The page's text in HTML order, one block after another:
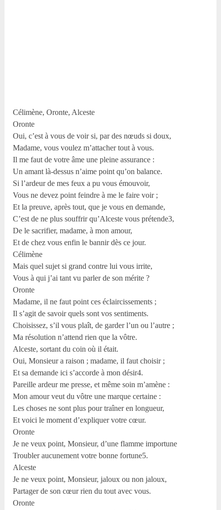
Célimène, Oronte, Alceste
Oronte
Oui, c’est à vous de voir si, par des nœuds si doux,
Madame, vous voulez m’attacher tout à vous.
Il me faut de votre âme une pleine assurance :
Un amant là-dessus n’aime point qu’on balance.
Si l’ardeur de mes feux a pu vous émouvoir,
Vous ne devez point feindre à me le faire voir ;
Et la preuve, après tout, que je vous en demande,
C’est de ne plus souffrir qu’Alceste vous prétende3,
De le sacrifier, madame, à mon amour,
Et de chez vous enfin le bannir dès ce jour.
Célimène
Mais quel sujet si grand contre lui vous irrite,
Vous à qui j’ai tant vu parler de son mérite ?
Oronte
Madame, il ne faut point ces éclaircissements ;
Il s’agit de savoir quels sont vos sentiments.
Choisissez, s’il vous plaît, de garder l’un ou l’autre ;
Ma résolution n’attend rien que la vôtre.
Alceste, sortant du coin où il était.
Oui, Monsieur a raison ; madame, il faut choisir ;
Et sa demande ici s’accorde à mon désir4.
Pareille ardeur me presse, et même soin m’amène :
Mon amour veut du vôtre une marque certaine :
Les choses ne sont plus pour traîner en longueur,
Et voici le moment d’expliquer votre cœur.
Oronte
Je ne veux point, Monsieur, d’une flamme importune
Troubler aucunement votre bonne fortune5.
Alceste
Je ne veux point, Monsieur, jaloux ou non jaloux,
Partager de son cœur rien du tout avec vous.
Oronte